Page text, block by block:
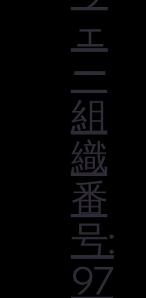
ェ
ー
組
織
番
号:
97